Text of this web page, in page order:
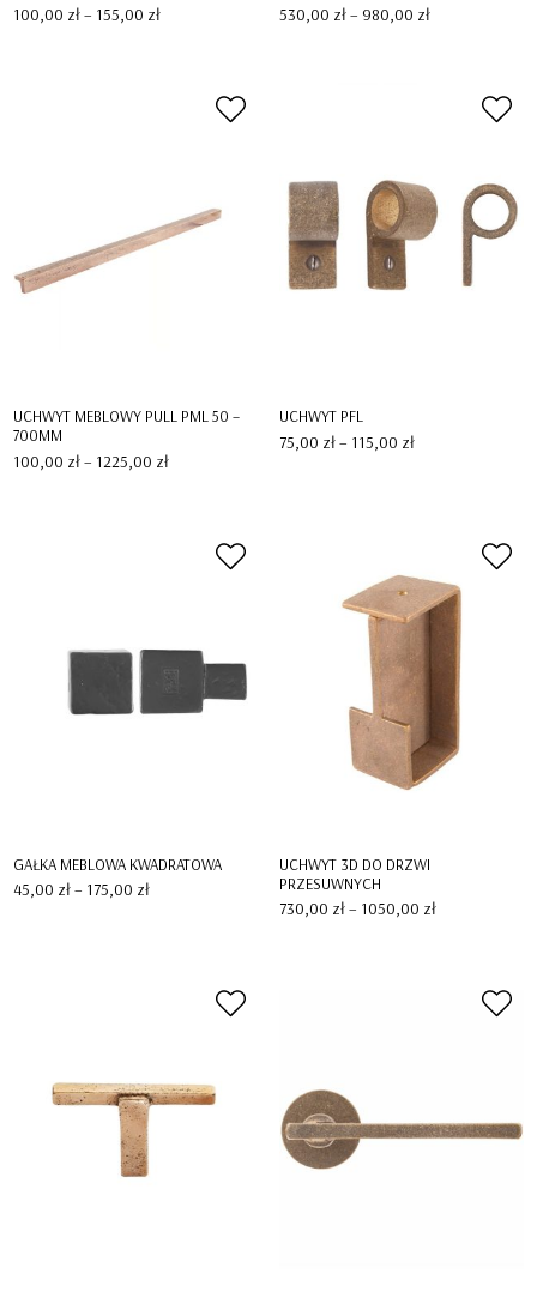
100,00 zł– 155,00 złZakres
155,00 zł
530,00 zł– 980,00 złZakres
980,00 zł
UCHWYT MEBLOWY PULL PML 50 –
700MM
100,00 zł– 1225,00 złZakres
1225,00 zł
UCHWYT PFL
75,00 zł– 115,00 złZakres
GAŁKA MEBLOWA KWADRATOWA
45,00 zł– 175,00 złZakres
UCHWYT 3D DO DRZWI
PRZESUWNYCH
730,00 zł– 1050,00 złZakres
1050,00 zł